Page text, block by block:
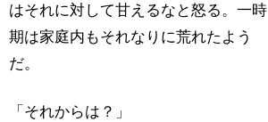
はそれに対して甘えるなと怒る。一時
期は家庭内もそれなりに荒れたよう
だ。
「それからは？」